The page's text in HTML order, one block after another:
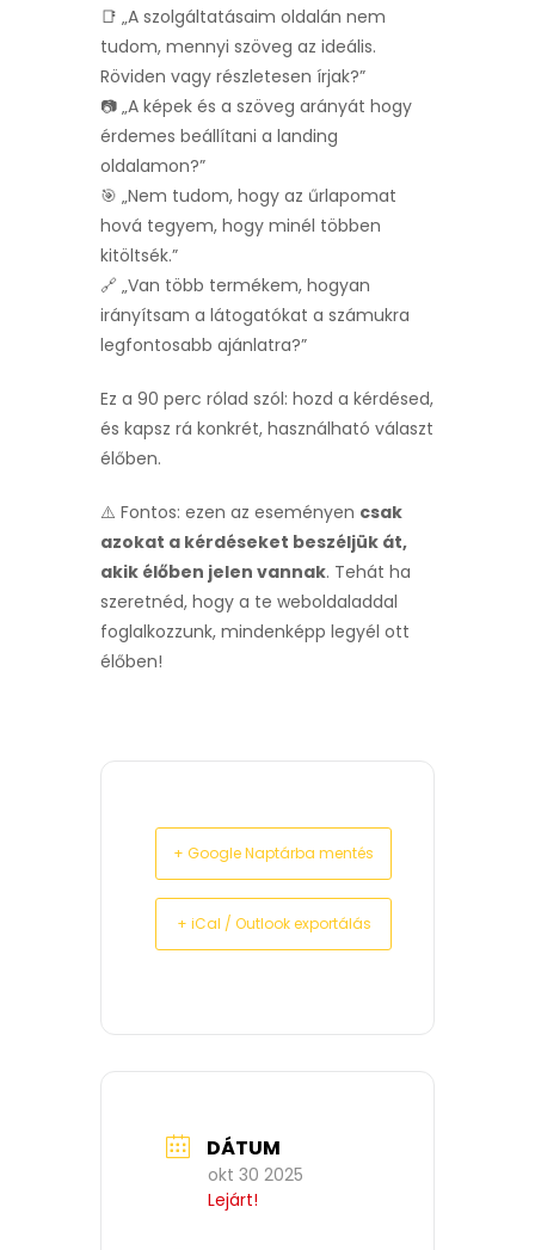
📑 „A szolgáltatásaim oldalán nem
tudom, mennyi szöveg az ideális.
Röviden vagy részletesen írjak?”
📷 „A képek és a szöveg arányát hogy
érdemes beállítani a landing
oldalamon?”
🎯 „Nem tudom, hogy az űrlapomat
hová tegyem, hogy minél többen
kitöltsék.”
🔗 „Van több termékem, hogyan
irányítsam a látogatókat a számukra
legfontosabb ajánlatra?”
Ez a 90 perc rólad szól: hozd a kérdésed,
és kapsz rá konkrét, használható választ
élőben.
⚠️ Fontos: ezen az eseményen csak
azokat a kérdéseket beszéljük át,
akik élőben jelen vannak. Tehát ha
szeretnéd, hogy a te weboldaladdal
foglalkozzunk, mindenképp legyél ott
élőben!
+ Google Naptárba mentés
+ iCal / Outlook exportálás
DÁTUM
okt 30 2025
Lejárt!